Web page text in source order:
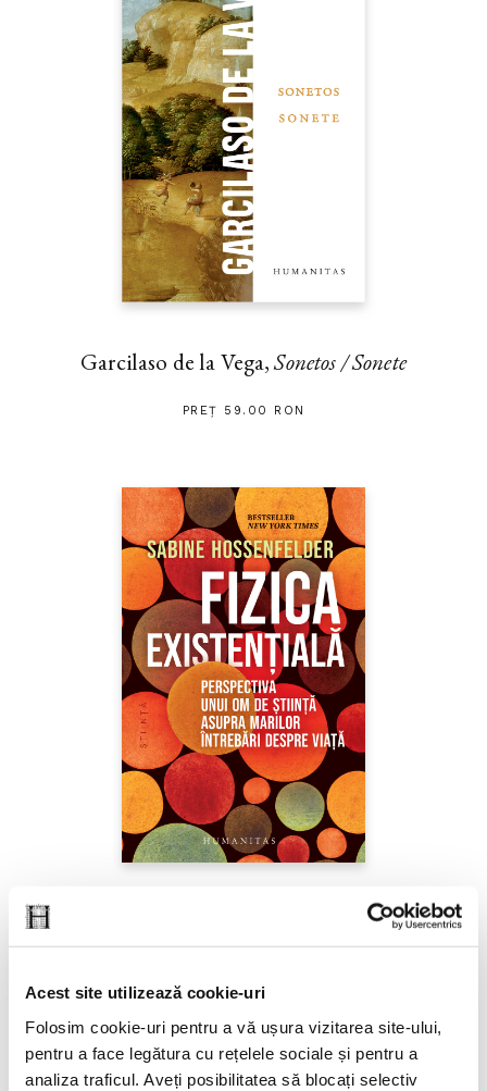
Acest site utilizează cookie-uri
Folosim cookie-uri pentru a vă ușura vizitarea site-ului,
pentru a face legătura cu rețelele sociale și pentru a
analiza traficul. Aveți posibilitatea să blocați selectiv
Garcilaso de la Vega,Sonetos / Sonete
PREȚ 59.00 RON
Fizica existenţială